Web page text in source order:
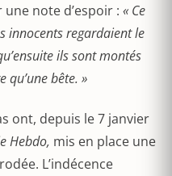
note d’espoir : « Ce
innocents regardaient le
ils sont montés
qu’une bête. »
ont, depuis le 7 janvier
Hebdo, mis en place une
L’indécence